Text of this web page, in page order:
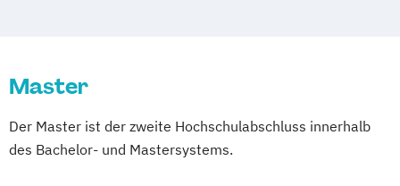
E-Commerce Eco Design
Entrepreneurship & Applied Management
Automotive Computing
Management (EN)
Bauingenieurwesen im Hochbau
Master
Der Master ist der zweite Hochschulabschluss innerhalb
des Bachelor- und Mastersystems.